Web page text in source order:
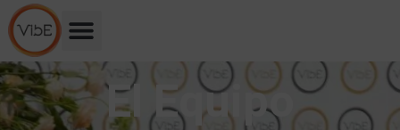
El Equipo